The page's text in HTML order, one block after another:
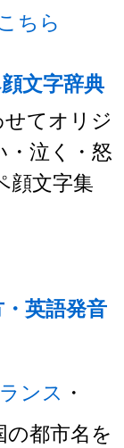
ちら
文字辞典
てオリジ
泣く・怒
顔文字集
英語発音
ンス ・
都市名を